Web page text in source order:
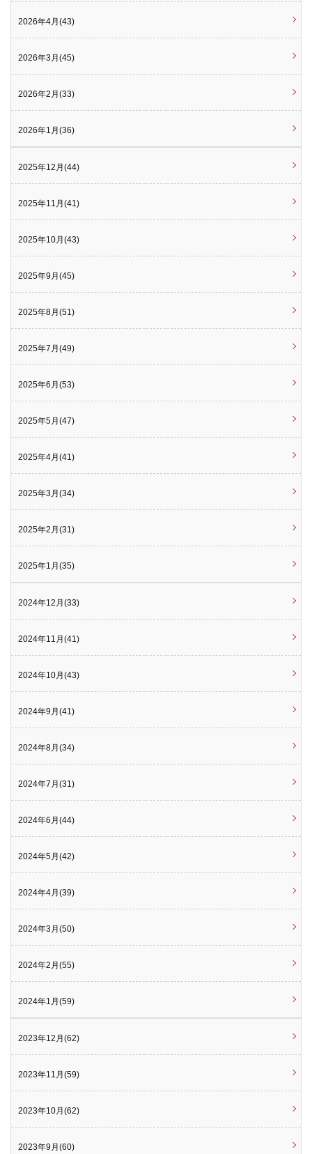
2026年4月(43)
2026年3月(45)
2026年2月(33)
2026年1月(36)
2025年12月(44)
2025年11月(41)
2025年10月(43)
2025年9月(45)
2025年8月(51)
2025年7月(49)
2025年6月(53)
2025年5月(47)
2025年4月(41)
2025年3月(34)
2025年2月(31)
2025年1月(35)
2024年12月(33)
2024年11月(41)
2024年10月(43)
2024年9月(41)
2024年8月(34)
2024年7月(31)
2024年6月(44)
2024年5月(42)
2024年4月(39)
2024年3月(50)
2024年2月(55)
2024年1月(59)
2023年12月(62)
2023年11月(59)
2023年10月(62)
2023年9月(60)